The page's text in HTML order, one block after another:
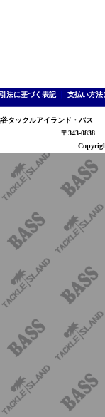
法に基づく表記｜ 支払い方法
谷タックルアイランド・バ
〒343-0838